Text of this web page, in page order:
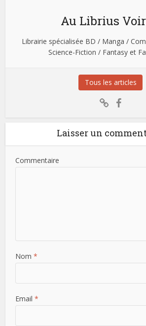
Au Librius
Librairie spécialisée BD / Manga /
Science-Fiction / Fantasy et
Tous les articles
Laisser un
Commentaire
Nom *
Email *